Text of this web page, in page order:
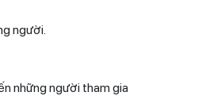
người.
những người tham gia